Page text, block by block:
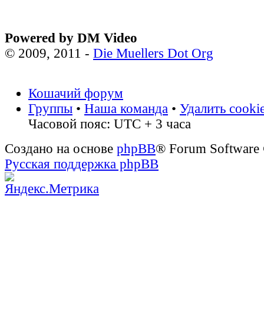
Powered by DM Video
© 2009, 2011 - Die Muellers Dot Org
Кошачий форум
Группы • Наша команда • Удалить
Часовой пояс: UTC + 3 часа
Создано на основе phpBB® Forum
Русская поддержка phpBB